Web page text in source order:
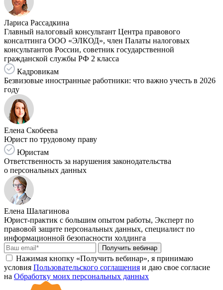
Лариса Рассадкина
Главный налоговый консультант Центра правового
консалтинга ООО «ЭЛКОД», член Палаты налоговых
консультантов России, советник государственной
гражданской службы РФ 2 класса
Кадровикам
Безвизовые иностранные работники: что важно учесть в 2026
году
Елена Скобеева
Юрист по трудовому праву
Юристам
Ответственность за нарушения законодательства
о персональных данных
Елена Шалагинова
Юрист-практик с большим опытом работы, Эксперт по
правовой защите персональных данных, специалист по
информационной безопасности холдинга
Получить вебинар
Нажимая кнопку «Получить вебинар», я принимаю
условия Пользовательского соглашения и даю свое согласие
на Обработку моих персональных данных